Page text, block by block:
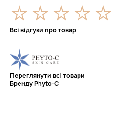
Всі відгуки про товар
Переглянути всі товари
Бренду Phyto-C